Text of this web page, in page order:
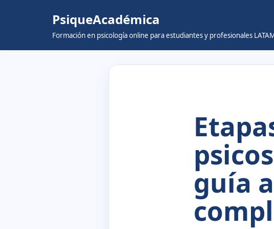
PsiqueAcadémica
Formación en psicología online para estudiantes y profesionales
guía